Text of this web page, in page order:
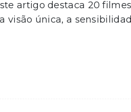
artigo destaca 20 filmes
visão única, a